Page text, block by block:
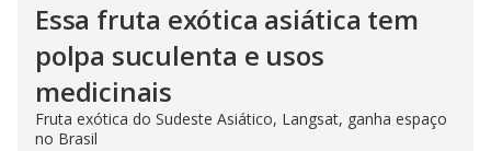
Essa fruta exótica asiática tem
polpa suculenta e usos
medicinais
Fruta exótica do Sudeste Asiático, Langsat, ganha espaço
no Brasil